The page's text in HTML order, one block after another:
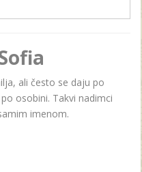
ali često se daju po
osobini. Takvi nadimci
imenom.